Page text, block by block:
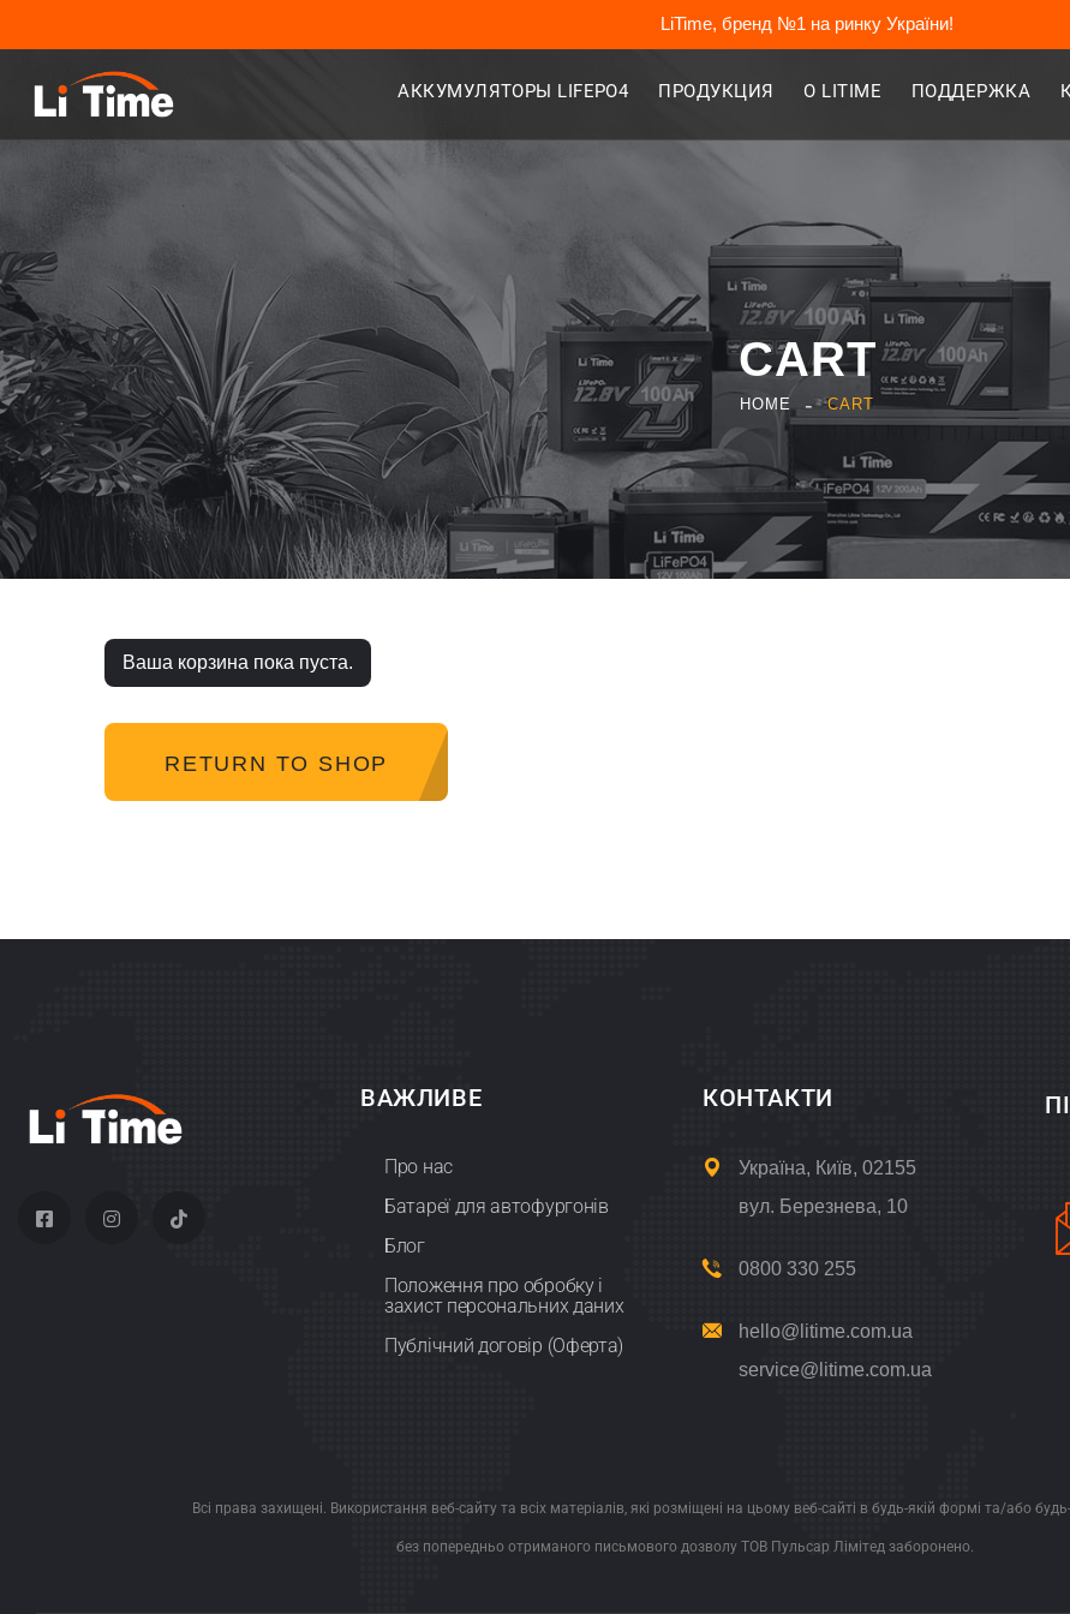
LiTime, бренд №1 на ринку України!
АККУМУЛЯТОРЫ LIFEPO4 ПРОДУКЦИЯ О LITIME ПОДДЕРЖКА
CART
HOME CART
Ваша корзина пока пуста.
RETURN TO SHOP
ВАЖЛИВЕ
Про нас
Батареї для автофургонів
Блог
Положення про обробку і
захист персональних даних
Публічний договір (Оферта)
КОНТАКТИ
Україна, Київ, 02155
вул. Березнева, 10
0800 330 255
hello@litime.com.ua
service@litime.com.ua
Всі права захищені. Використання веб-сайту та всіх матеріалів, які розміщені на цьому веб-сайті в будь-якій формі та/або
без попередньо отриманого письмового дозволу ТОВ Пульсар Лімітед заборонено.